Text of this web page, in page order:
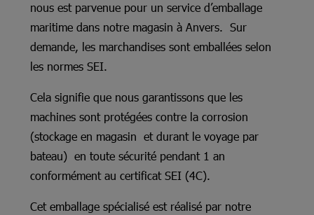
nous est parvenue pour un service d’emballage
maritime dans notre magasin à Anvers. Sur
demande, les marchandises sont emballées selon
les normes SEI.
Cela signifie que nous garantissons que les
machines sont protégées contre la corrosion
(stockage en magasin et durant le voyage par
bateau) en toute sécurité pendant 1 an
conformément au certificat SEI (4C).
Cet emballage spécialisé est réalisé par notre